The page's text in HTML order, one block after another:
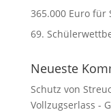
365.000 Euro für
69.
Neueste
Schutz von
Vollzugserlass -